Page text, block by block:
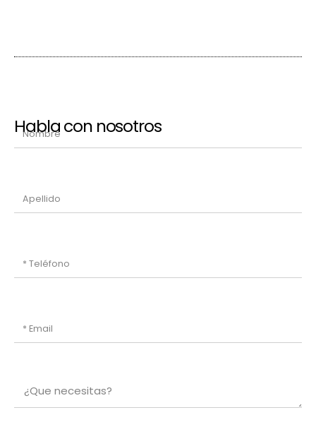
Habla con nosotros